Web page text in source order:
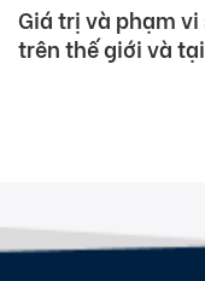
Giá trị và phạm vi
trên thế giới và